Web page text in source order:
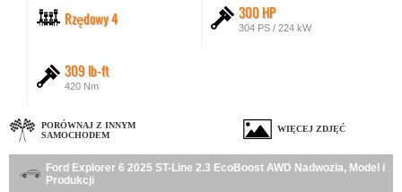
Rzędowy 4 300 HP
304 PS / 224 kW
309 lb-ft
420 Nm
PORÓWNAJ Z INNYM
SAMOCHODEM
WIĘCEJ ZDJĘĆ
Ford Explorer 6 2025 ST-Line 2.3 EcoBoost AWD Nadwozia, Model i
Produkcji